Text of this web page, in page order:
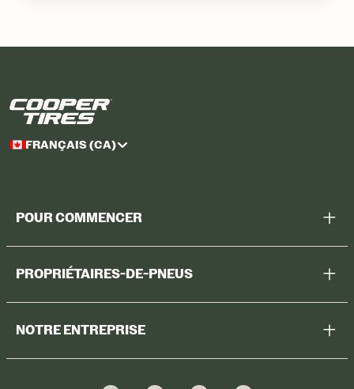
FRANÇAIS (CA)
POUR COMMENCER
PROPRIÉTAIRES-DE-PNEUS
NOTRE ENTREPRISE